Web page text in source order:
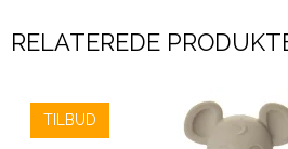
RELATEREDE
TILBUD